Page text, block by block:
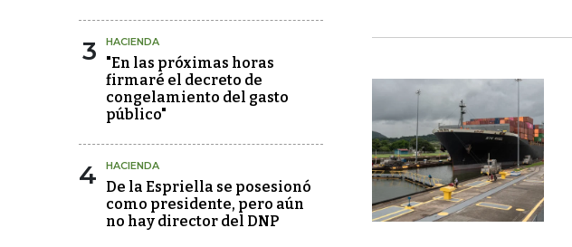
3 HACIENDA
"En las próximas horas
firmaré el decreto de
congelamiento del gasto
público"
4 HACIENDA
De la Espriella se posesionó
como presidente, pero aún
no hay director del DNP